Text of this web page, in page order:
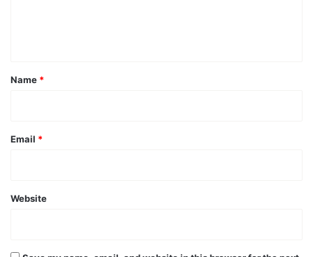
*
Name *
Email *
Website